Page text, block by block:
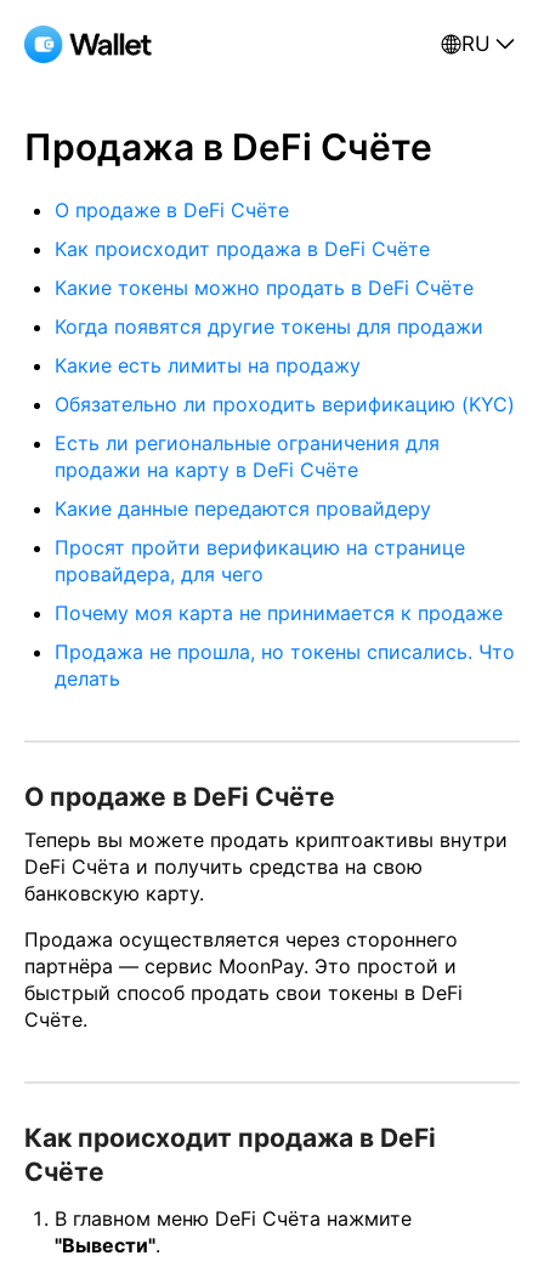
RU
Продажа в DeFi Счёте
О продаже в DeFi Счёте
Как происходит продажа в DeFi Счёте
Какие токены можно продать в DeFi Счёте
Когда появятся другие токены для продажи
Какие есть лимиты на продажу
Обязательно ли проходить верификацию (KYC)
Есть ли региональные ограничения для
продажи на карту в DeFi Счёте
Какие данные передаются провайдеру
Просят пройти верификацию на странице
провайдера, для чего
Почему моя карта не принимается к продаже
Продажа не прошла, но токены списались. Что
делать
О продаже в DeFi Счёте
Теперь вы можете продать криптоактивы внутри
DeFi Счёта и получить средства на свою
банковскую карту.
Продажа осуществляется через стороннего
партнёра — сервис MoonPay. Это простой и
быстрый способ продать свои токены в DeFi
Счёте.
Как происходит продажа в DeFi
Счёте
В главном меню DeFi Счёта нажмите
"Вывести".